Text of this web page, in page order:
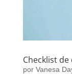
Checklist
por Vanesa